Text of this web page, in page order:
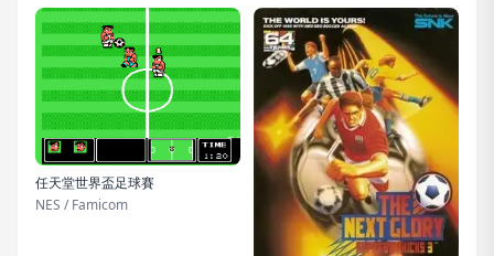
任天堂世界盃足球賽
NES / Famicom